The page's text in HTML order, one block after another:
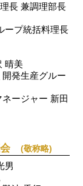
長 兼調理部長
ープ統括料理長
晴美
発生産グルー
ージャー 新田
会(敬称略)
男